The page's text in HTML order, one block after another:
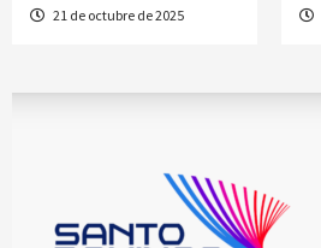
21 de octubre de 2025